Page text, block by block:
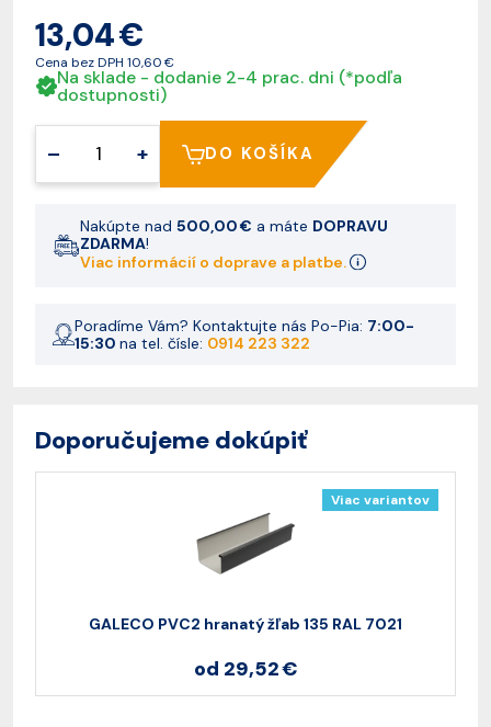
13,04 €
Cena bez DPH 10,60 €
Na sklade - dodanie 2-4 prac. dni (*podľa
dostupnosti)
– + DO KOŠÍKA
Nakúpte nad 500,00 € a máte DOPRAVU
ZDARMA!
Viac informácií o doprave a platbe.
Poradíme Vám? Kontaktujte nás Po-Pia: 7:00-
15:30 na tel. čísle: 0914 223 322
Doporučujeme dokúpiť
Viac variantov
GALECO PVC2 hranatý žľab 135 RAL 7021
od 29,52 €